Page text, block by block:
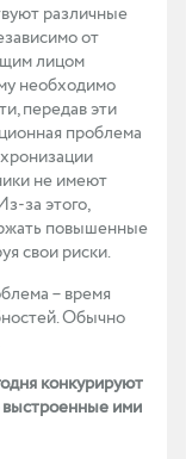
различные
от
лицом
необходимо
передав эти
проблема
не имеют
за этого,
повышенные
свои риски.
– время
Обычно
конкурируют
выстроенные ими